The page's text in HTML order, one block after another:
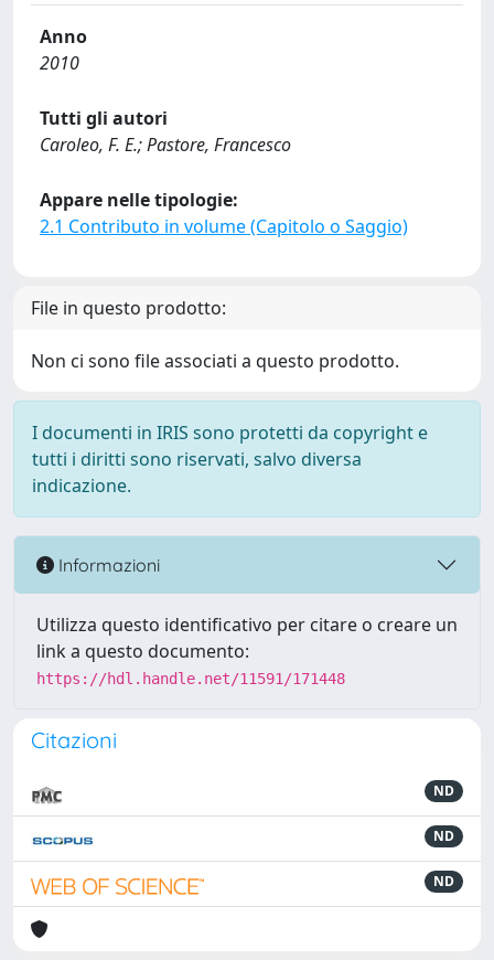
Anno
2010
Tutti gli autori
Caroleo, F. E.; Pastore, Francesco
Appare nelle tipologie:
2.1 Contributo in volume (Capitolo o Saggio)
File in questo prodotto:
Non ci sono file associati a questo prodotto.
I documenti in IRIS sono protetti da copyright e
tutti i diritti sono riservati, salvo diversa
indicazione.
Informazioni
Utilizza questo identificativo per citare o creare un
link a questo documento:
https://hdl.handle.net/11591/171448
Citazioni
ND
ND
ND